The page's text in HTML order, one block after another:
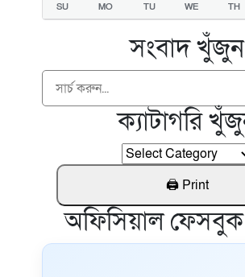
SU MO TU WE TH
সংবাদ খুঁজুন
ক্যাটাগরি
অফিসিয়াল